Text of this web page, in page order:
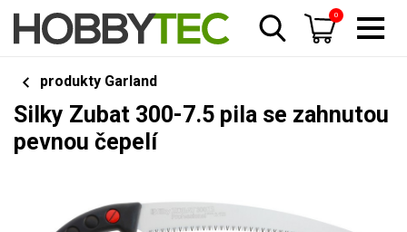
0
produkty Garland
Silky Zubat 300-7.5 pila se zahnutou
pevnou čepelí